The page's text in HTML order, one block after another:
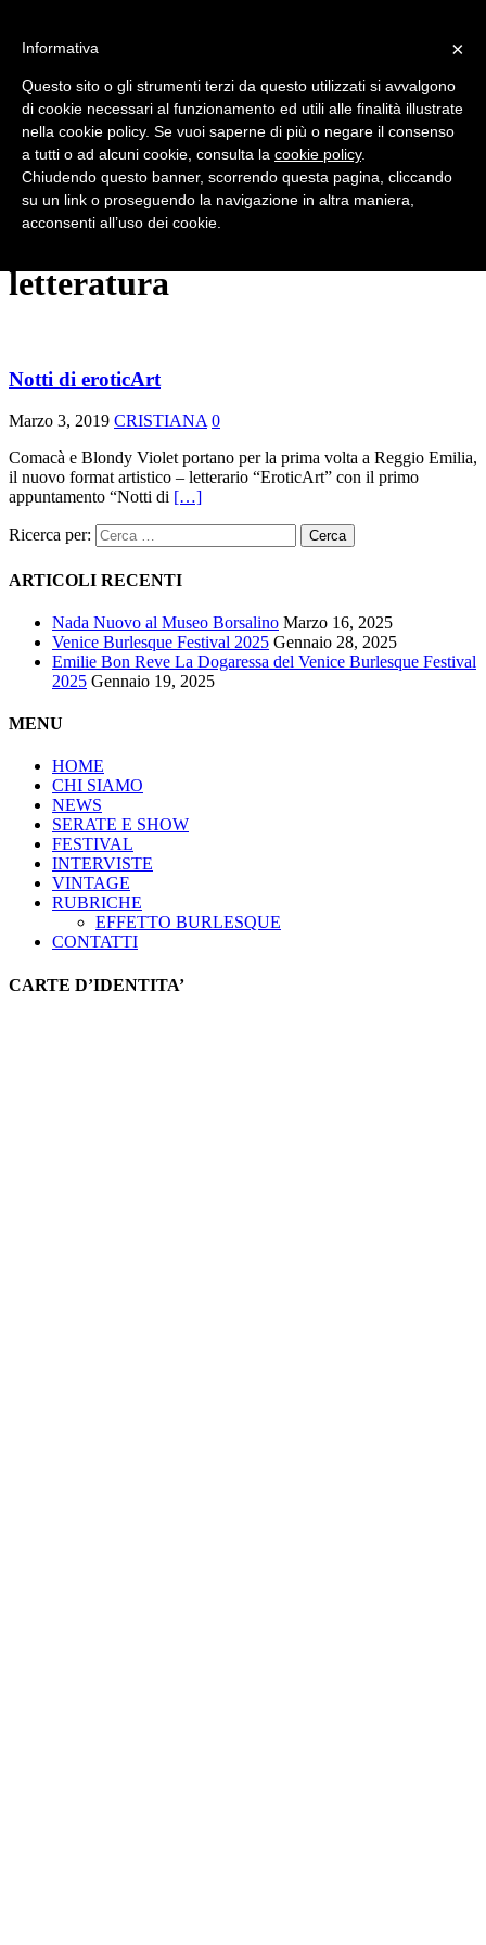
HOME
NEWS
SERATE E SHOW
FESTIVAL
INTERVISTE
VINTAGE
RUBRICHE
EFFETTO BURLESQUE
CONTATTI
letteratura
Notti di eroticArt
Marzo 3, 2019 CRISTIANA 0
Comacà e Blondy Violet portano per la prima volta a Reggio Emilia,
il nuovo format artistico – letterario “EroticArt” con il primo
appuntamento “Notti di […]
Ricerca per:
ARTICOLI RECENTI
Nada Nuovo al Museo Borsalino Marzo 16, 2025
Venice Burlesque Festival 2025 Gennaio 28, 2025
Emilie Bon Reve La Dogaressa del Venice Burlesque Festival
2025 Gennaio 19, 2025
MENU
HOME
CHI SIAMO
NEWS
SERATE E SHOW
FESTIVAL
INTERVISTE
VINTAGE
RUBRICHE
EFFETTO BURLESQUE
CONTATTI
CARTE D’IDENTITA’
×
Informativa
Questo sito o gli strumenti terzi da questo utilizzati si avvalgono
di cookie necessari al funzionamento ed utili alle finalità illustrate
nella cookie policy. Se vuoi saperne di più o negare il consenso
a tutti o ad alcuni cookie, consulta la cookie policy.
Chiudendo questo banner, scorrendo questa pagina, cliccando
su un link o proseguendo la navigazione in altra maniera,
acconsenti all’uso dei cookie.